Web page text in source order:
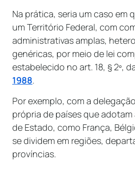
Na prática, seria um caso em
um Território Federal, com
administrativas amplas,
genéricas, por meio de lei
estabelecido no art. 18, § 2º,
1988.
Por exemplo, com a
própria de países que
de Estado, como França,
se dividem em regiões,
províncias.